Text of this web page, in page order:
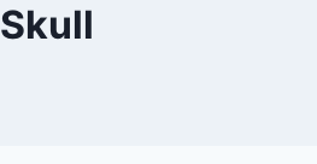
Skull